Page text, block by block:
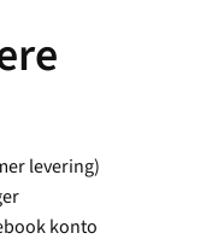
levering)
konto